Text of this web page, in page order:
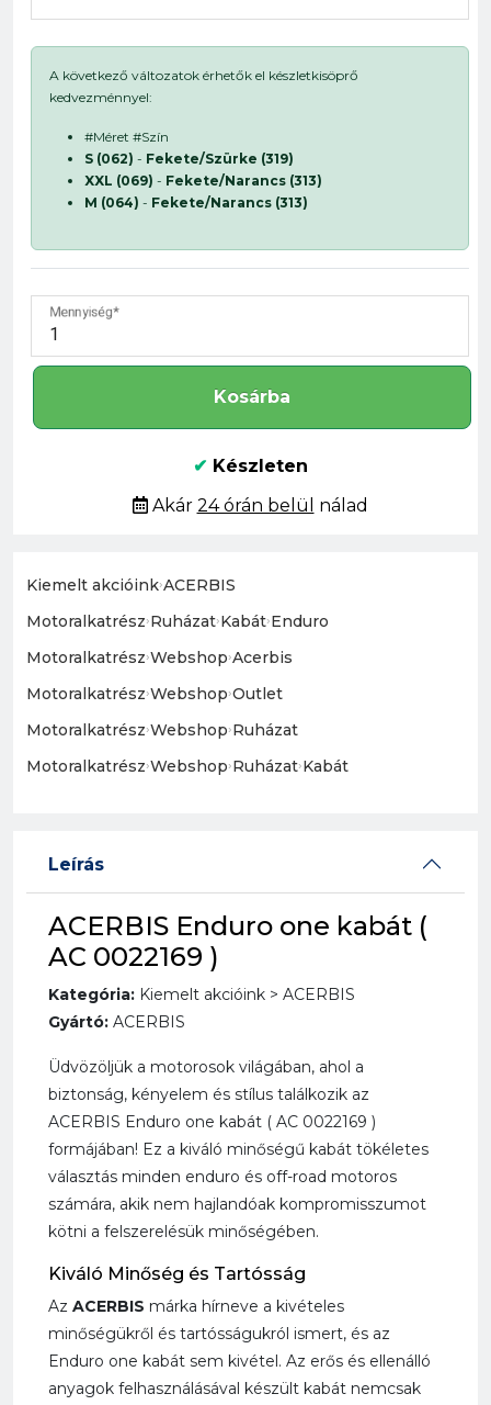
A következő változatok érhetők el készletkisöprő
kedvezménnyel:
#Méret #Szín
S (062) - Fekete/Szürke (319)
XXL (069) - Fekete/Narancs (313)
M (064) - Fekete/Narancs (313)
Mennyiség
Kosárba
✔ Készleten
Akár 24 órán belül nálad
Kiemelt akcióink›ACERBIS
Motoralkatrész›Ruházat›Kabát›Enduro
Motoralkatrész›Webshop›Acerbis
Motoralkatrész›Webshop›Outlet
Motoralkatrész›Webshop›Ruházat
Motoralkatrész›Webshop›Ruházat›Kabát
Leírás
ACERBIS Enduro one kabát (
AC 0022169 )
Kategória: Kiemelt akcióink > ACERBIS
Gyártó: ACERBIS
Üdvözöljük a motorosok világában, ahol a
biztonság, kényelem és stílus találkozik az
ACERBIS Enduro one kabát ( AC 0022169 )
formájában! Ez a kiváló minőségű kabát tökéletes
választás minden enduro és off-road motoros
számára, akik nem hajlandóak kompromisszumot
kötni a felszerelésük minőségében.
Kiváló Minőség és Tartósság
Az ACERBIS márka hírneve a kivételes
minőségükről és tartósságukról ismert, és az
Enduro one kabát sem kivétel. Az erős és ellenálló
anyagok felhasználásával készült kabát nemcsak